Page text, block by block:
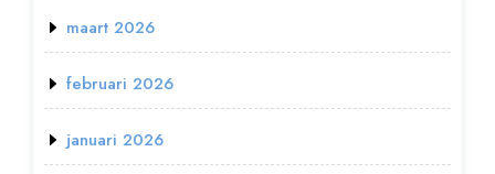
maart 2026
februari 2026
januari 2026